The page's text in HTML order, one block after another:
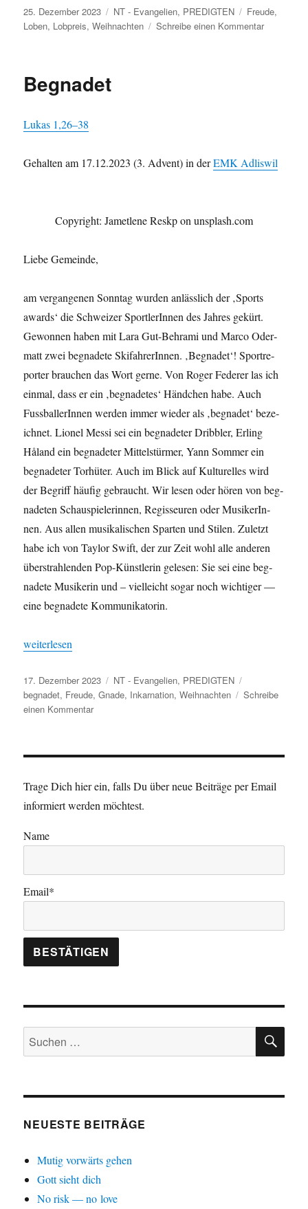
Veröffentlicht
am
25. Dezember 2023 Kategorien
NT - Evangelien, PREDIGTEN Schlagwörter
Freude,
Loben, Lobpreis,Weihnachten Schreibe einen Kommentarzu
Begnadet
Lukas 1,26–38
Gehal­ten am 17.12.2023 (3. Advent) in derEMK Adliswil
Copy­right: Jamet­lene Reskp on unsplash.com
Liebe Gemeinde,
am ver­gan­genen Son­ntag wur­den anlässlich der ‚Sports
awards‘ die Schweiz­er Sport­lerIn­nen des Jahres gekürt.
Gewon­nen haben mit Lara Gut-Behra­mi und Mar­co Oder­
matt zwei beg­nadete Ski­fahrerIn­nen. ‚Beg­nadet‘! Sportre­
porter brauchen das Wort gerne. Von Roger Fed­er­er las ich
ein­mal, dass er ein ‚beg­nadetes‘ Händ­chen habe. Auch
Fuss­bal­lerIn­nen wer­den immer wieder als ‚beg­nadet‘ beze­
ich­net. Lionel Mes­si sei ein beg­nade­ter Drib­bler, Erling
Håland ein beg­nade­ter Mit­tel­stürmer, Yann Som­mer ein
beg­nade­ter Torhüter. Auch im Blick auf Kul­turelles wird
der Begriff häu­fig gebraucht. Wir lesen oder hören von beg­
nade­ten Schaus­pielerin­nen, Regis­seuren oder Musik­erIn­
nen. Aus allen musikalis­chen Sparten und Stilen. Zulet­zt
habe ich von Tay­lor Swift, der zur Zeit wohl alle anderen
über­strahlen­den Pop-Kün­st­lerin gele­sen: Sie sei eine beg­
nadete Musik­erin und – vielle­icht sog­ar noch wichtiger —
eine beg­nadete Kommunikatorin.
„Beg­nadet“
weit­er­lesen
Veröffentlicht
am
17. Dezember 2023 Kategorien
NT - Evangelien, PREDIGTEN
begnadet, Freude,Gnade, Inkarnation,Weihnachten
Schreibe
einen Kommentarzu
Trage Dich hier ein, falls Du über neue Beiträge per Email
informiert werden möchtest.
Name
Email*
Suchen
nach:
NEUESTE BEITRÄGE
Mutig vorwärts gehen
Gott sieht dich
No risk — no love